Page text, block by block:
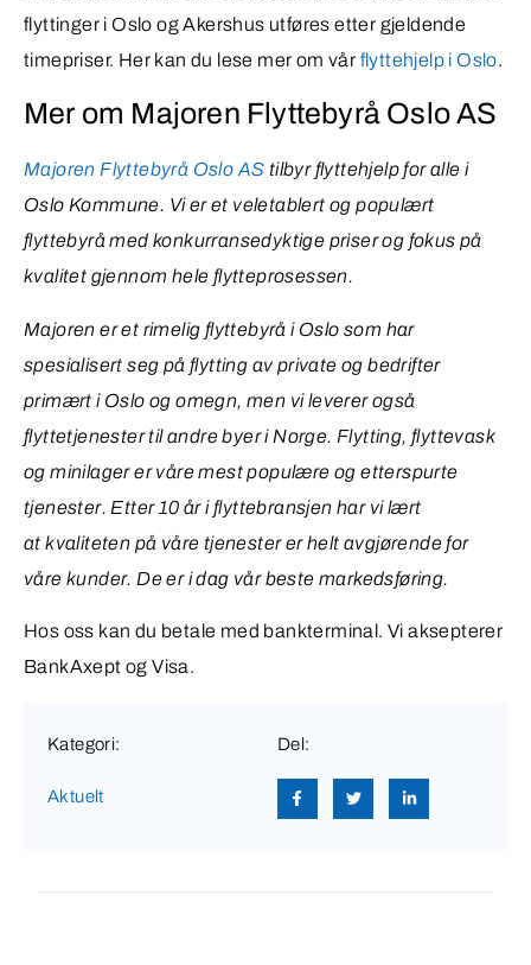
flyttinger i Oslo og Akershus utføres etter gjeldende
timepriser. Her kan du lese mer om vår flyttehjelp i Oslo.
Mer om Majoren Flyttebyrå Oslo AS
Majoren Flyttebyrå Oslo AS tilbyr flyttehjelp for alle i
Oslo Kommune. Vi er et veletablert og populært
flyttebyrå med konkurransedyktige priser og fokus på
kvalitet gjennom hele flytteprosessen.
Majoren er et rimelig flyttebyrå i Oslo som har
spesialisert seg på flytting av private og bedrifter
primært i Oslo og omegn, men vi leverer også
flyttetjenester til andre byer i Norge. Flytting, flyttevask
og minilager er våre mest populære og etterspurte
tjenester. Etter 10 år i flyttebransjen har vi lært
at kvaliteten på våre tjenester er helt avgjørende for
våre kunder. De er i dag vår beste markedsføring.
Hos oss kan du betale med bankterminal. Vi aksepterer
BankAxept og Visa.
Kategori:
Aktuelt
Del: